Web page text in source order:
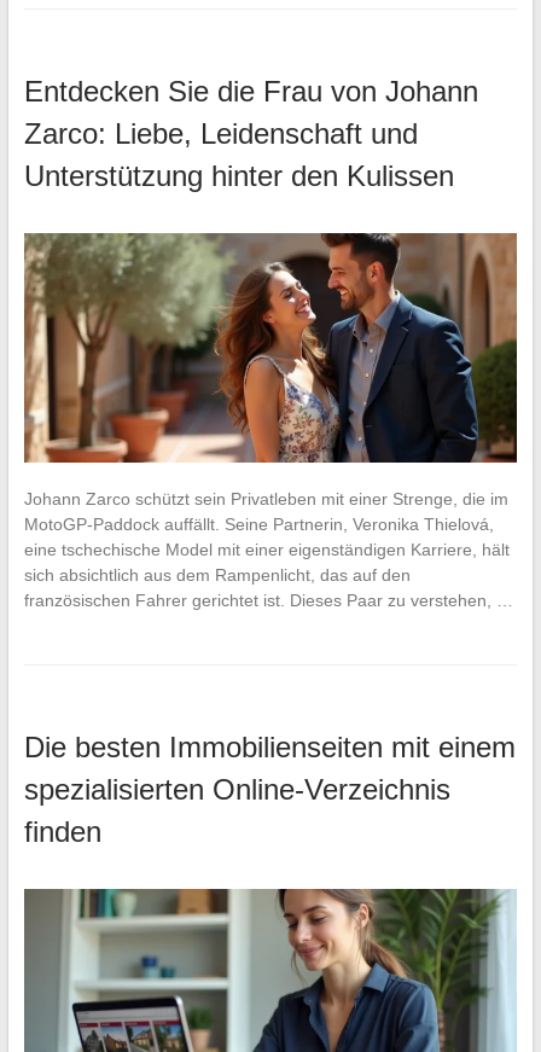
Entdecken Sie die Frau von Johann
Zarco: Liebe, Leidenschaft und
Unterstützung hinter den Kulissen
Johann Zarco schützt sein Privatleben mit einer Strenge, die im
MotoGP-Paddock auffällt. Seine Partnerin, Veronika Thielová,
eine tschechische Model mit einer eigenständigen Karriere, hält
sich absichtlich aus dem Rampenlicht, das auf den
französischen Fahrer gerichtet ist. Dieses Paar zu verstehen, …
Die besten Immobilienseiten mit einem
spezialisierten Online-Verzeichnis
finden